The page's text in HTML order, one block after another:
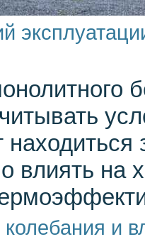
влиять на
и